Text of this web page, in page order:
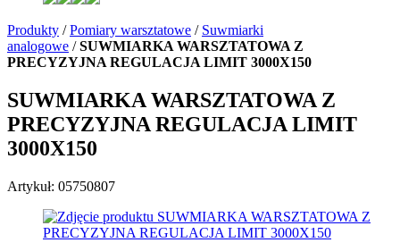
Produkty /Pomiary warsztatowe / Suwmiarki
analogowe /SUWMIARKA WARSZTATOWA Z
PRECYZYJNA REGULACJA LIMIT 3000X150
SUWMIARKA WARSZTATOWA Z
PRECYZYJNA REGULACJA LIMIT
3000X150
Artykuł: 05750807